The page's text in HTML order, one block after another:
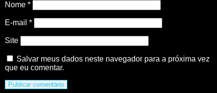
Nome *
E-mail *
Site
Salvar meus dados neste navegador para a próxima vez
que eu comentar.